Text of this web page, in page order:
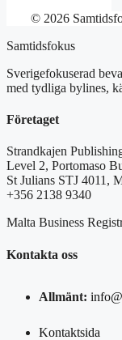
© 2026
Samtidsfokus
Sverigefokuserad
med tydliga bylines,
Företaget
Strandkajen
Level 2, Portomaso
St Julians STJ 4011,
+356 2138 9340
Malta Business
Kontakta oss
Allmänt:
Kontaktsida